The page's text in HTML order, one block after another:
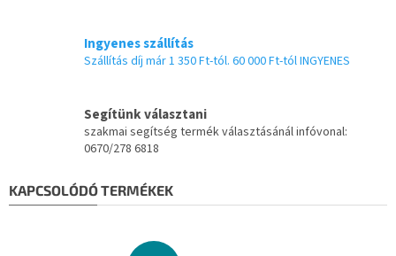
Ingyenes szállítás
Szállítás díj már 1 350 Ft-tól. 60 000 Ft-tól INGYENES
Segítünk választani
szakmai segítség termék választásánál infóvonal:
0670/278 6818
KAPCSOLÓDÓ TERMÉKEK